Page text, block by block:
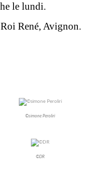
le lundi.
René, Avignon.
©simone Peroliri
©DR